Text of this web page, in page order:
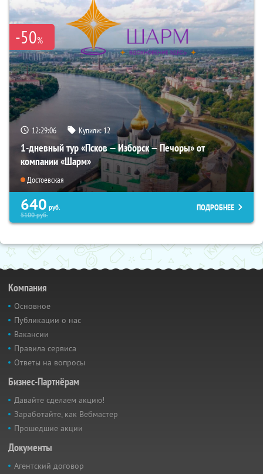
-50%
12:29:05 Купили:12
1-дневный тур «Псков — Изборск — Печоры» от
компании «Шарм»
Достоевская
640 руб.
5100руб.
ПОДРОБНЕЕ
Компания
Основное
Публикации о нас
Вакансии
Правила сервиса
Ответы на вопросы
Бизнес-Партнёрам
Давайте сделаем акцию!
Заработайте, как Вебмастер
Прошедшие акции
Документы
Агентский договор